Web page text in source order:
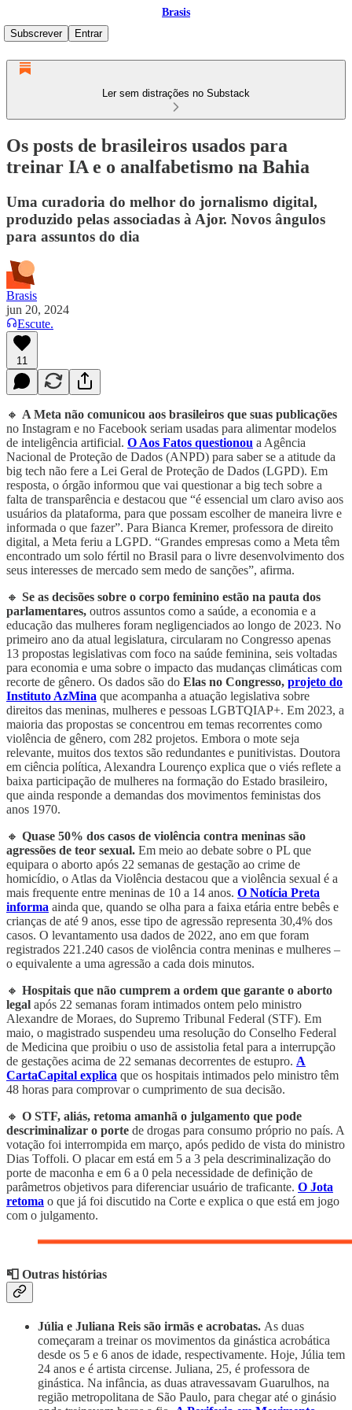
Brasis
Subscrever
Entrar
Ler sem distrações no Substack
Os posts de brasileiros usados para
treinar IA e o analfabetismo na Bahia
Uma curadoria do melhor do jornalismo digital,
produzido pelas associadas à Ajor. Novos ângulos
para assuntos do dia
Brasis
jun 20, 2024
Escute.
11
🔸 A Meta não comunicou aos brasileiros que suas publicações
no Instagram e no Facebook seriam usadas para alimentar modelos
de inteligência artificial. O Aos Fatos questionou a Agência
Nacional de Proteção de Dados (ANPD) para saber se a atitude da
big tech não fere a Lei Geral de Proteção de Dados (LGPD). Em
resposta, o órgão informou que vai questionar a big tech sobre a
falta de transparência e destacou que “é essencial um claro aviso aos
usuários da plataforma, para que possam escolher de maneira livre e
informada o que fazer”. Para Bianca Kremer, professora de direito
digital, a Meta feriu a LGPD. “Grandes empresas como a Meta têm
encontrado um solo fértil no Brasil para o livre desenvolvimento dos
seus interesses de mercado sem medo de sanções”, afirma.
🔸 Se as decisões sobre o corpo feminino estão na pauta dos
parlamentares, outros assuntos como a saúde, a economia e a
educação das mulheres foram negligenciados ao longo de 2023. No
primeiro ano da atual legislatura, circularam no Congresso apenas
13 propostas legislativas com foco na saúde feminina, seis voltadas
para economia e uma sobre o impacto das mudanças climáticas com
recorte de gênero. Os dados são do Elas no Congresso, projeto do
Instituto AzMina que acompanha a atuação legislativa sobre
direitos das meninas, mulheres e pessoas LGBTQIAP+. Em 2023, a
maioria das propostas se concentrou em temas recorrentes como
violência de gênero, com 282 projetos. Embora o mote seja
relevante, muitos dos textos são redundantes e punitivistas. Doutora
em ciência política, Alexandra Lourenço explica que o viés reflete a
baixa participação de mulheres na formação do Estado brasileiro,
que ainda responde a demandas dos movimentos feministas dos
anos 1970.
🔸 Quase 50% dos casos de violência contra meninas são
agressões de teor sexual. Em meio ao debate sobre o PL que
equipara o aborto após 22 semanas de gestação ao crime de
homicídio, o Atlas da Violência destacou que a violência sexual é a
mais frequente entre meninas de 10 a 14 anos. O Notícia Preta
informa ainda que, quando se olha para a faixa etária entre bebês e
crianças de até 9 anos, esse tipo de agressão representa 30,4% dos
casos. O levantamento usa dados de 2022, ano em que foram
registrados 221.240 casos de violência contra meninas e mulheres –
o equivalente a uma agressão a cada dois minutos.
🔸 Hospitais que não cumprem a ordem que garante o aborto
legal após 22 semanas foram intimados ontem pelo ministro
Alexandre de Moraes, do Supremo Tribunal Federal (STF). Em
maio, o magistrado suspendeu uma resolução do Conselho Federal
de Medicina que proibiu o uso de assistolia fetal para a interrupção
de gestações acima de 22 semanas decorrentes de estupro. A
CartaCapital explica que os hospitais intimados pelo ministro têm
48 horas para comprovar o cumprimento de sua decisão.
🔸 O STF, aliás, retoma amanhã o julgamento que pode
descriminalizar o porte de drogas para consumo próprio no país. A
votação foi interrompida em março, após pedido de vista do ministro
Dias Toffoli. O placar em está em 5 a 3 pela descriminalização do
porte de maconha e em 6 a 0 pela necessidade de definição de
parâmetros objetivos para diferenciar usuário de traficante. O Jota
retoma o que já foi discutido na Corte e explica o que está em jogo
com o julgamento.
📮 Outras histórias
Júlia e Juliana Reis são irmãs e acrobatas. As duas
começaram a treinar os movimentos da ginástica acrobática
desde os 5 e 6 anos de idade, respectivamente. Hoje, Júlia tem
24 anos e é artista circense. Juliana, 25, é professora de
ginástica. Na infância, as duas atravessavam Guarulhos, na
região metropolitana de São Paulo, para chegar até o ginásio